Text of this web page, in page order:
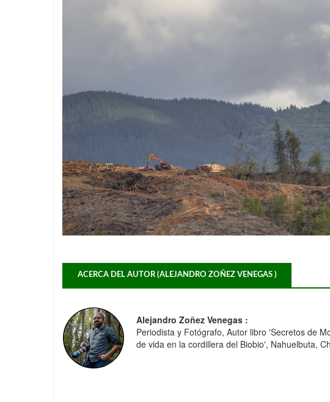
ACERCA DEL AUTOR (ALEJANDRO ZOÑEZ VENEGAS )
Alejandro Zoñez Venegas :
Periodista y Fotógrafo, Autor libro 'Secretos de
de vida en la cordillera del Biobio', Nahuelbuta,